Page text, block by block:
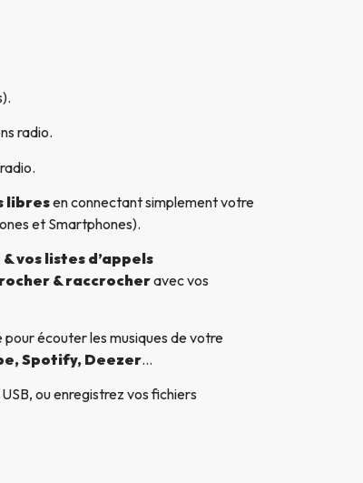
radio.
libresen connectant simplement votre
et Smartphones).
vos listes d’appels
& raccrocheravec vos
écouter les musiques de votre
Spotify, Deezer…
ou enregistrez vos fichiers